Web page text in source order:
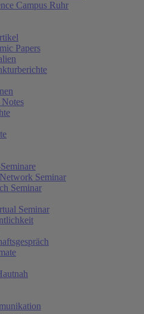
Campus Ruhr
Papers
Seminar
Seminar
Seminar